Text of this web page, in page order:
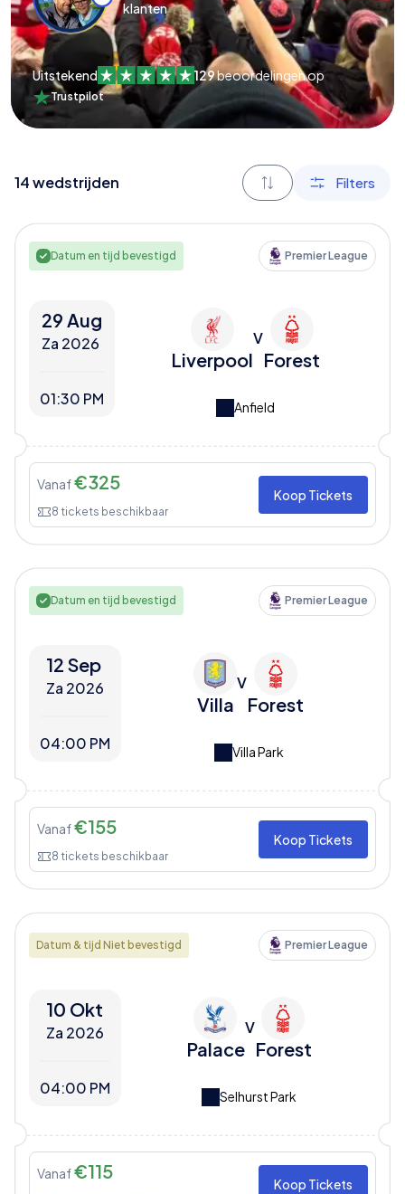
klanten
Uitstekend 129beoordelingen op
Trustpilot
14wedstrijden Filters
Datum en tijd bevestigd Premier League
29 Aug
Za 2026
01:30 PM
Liverpool
V
Forest
Anfield
Vanaf€325
8 tickets beschikbaar
Koop Tickets
Datum en tijd bevestigd Premier League
12 Sep
Za 2026
04:00 PM
Villa
V
Forest
Villa Park
Vanaf€155
8 tickets beschikbaar
Koop Tickets
Datum & tijd Niet bevestigd Premier League
10 Okt
Za 2026
04:00 PM
Palace
V
Forest
Selhurst Park
Vanaf€115
Koop Tickets